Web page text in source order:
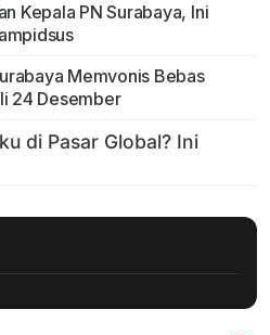
Kepala PN Surabaya, Ini
Memvonis Bebas
24 Desember